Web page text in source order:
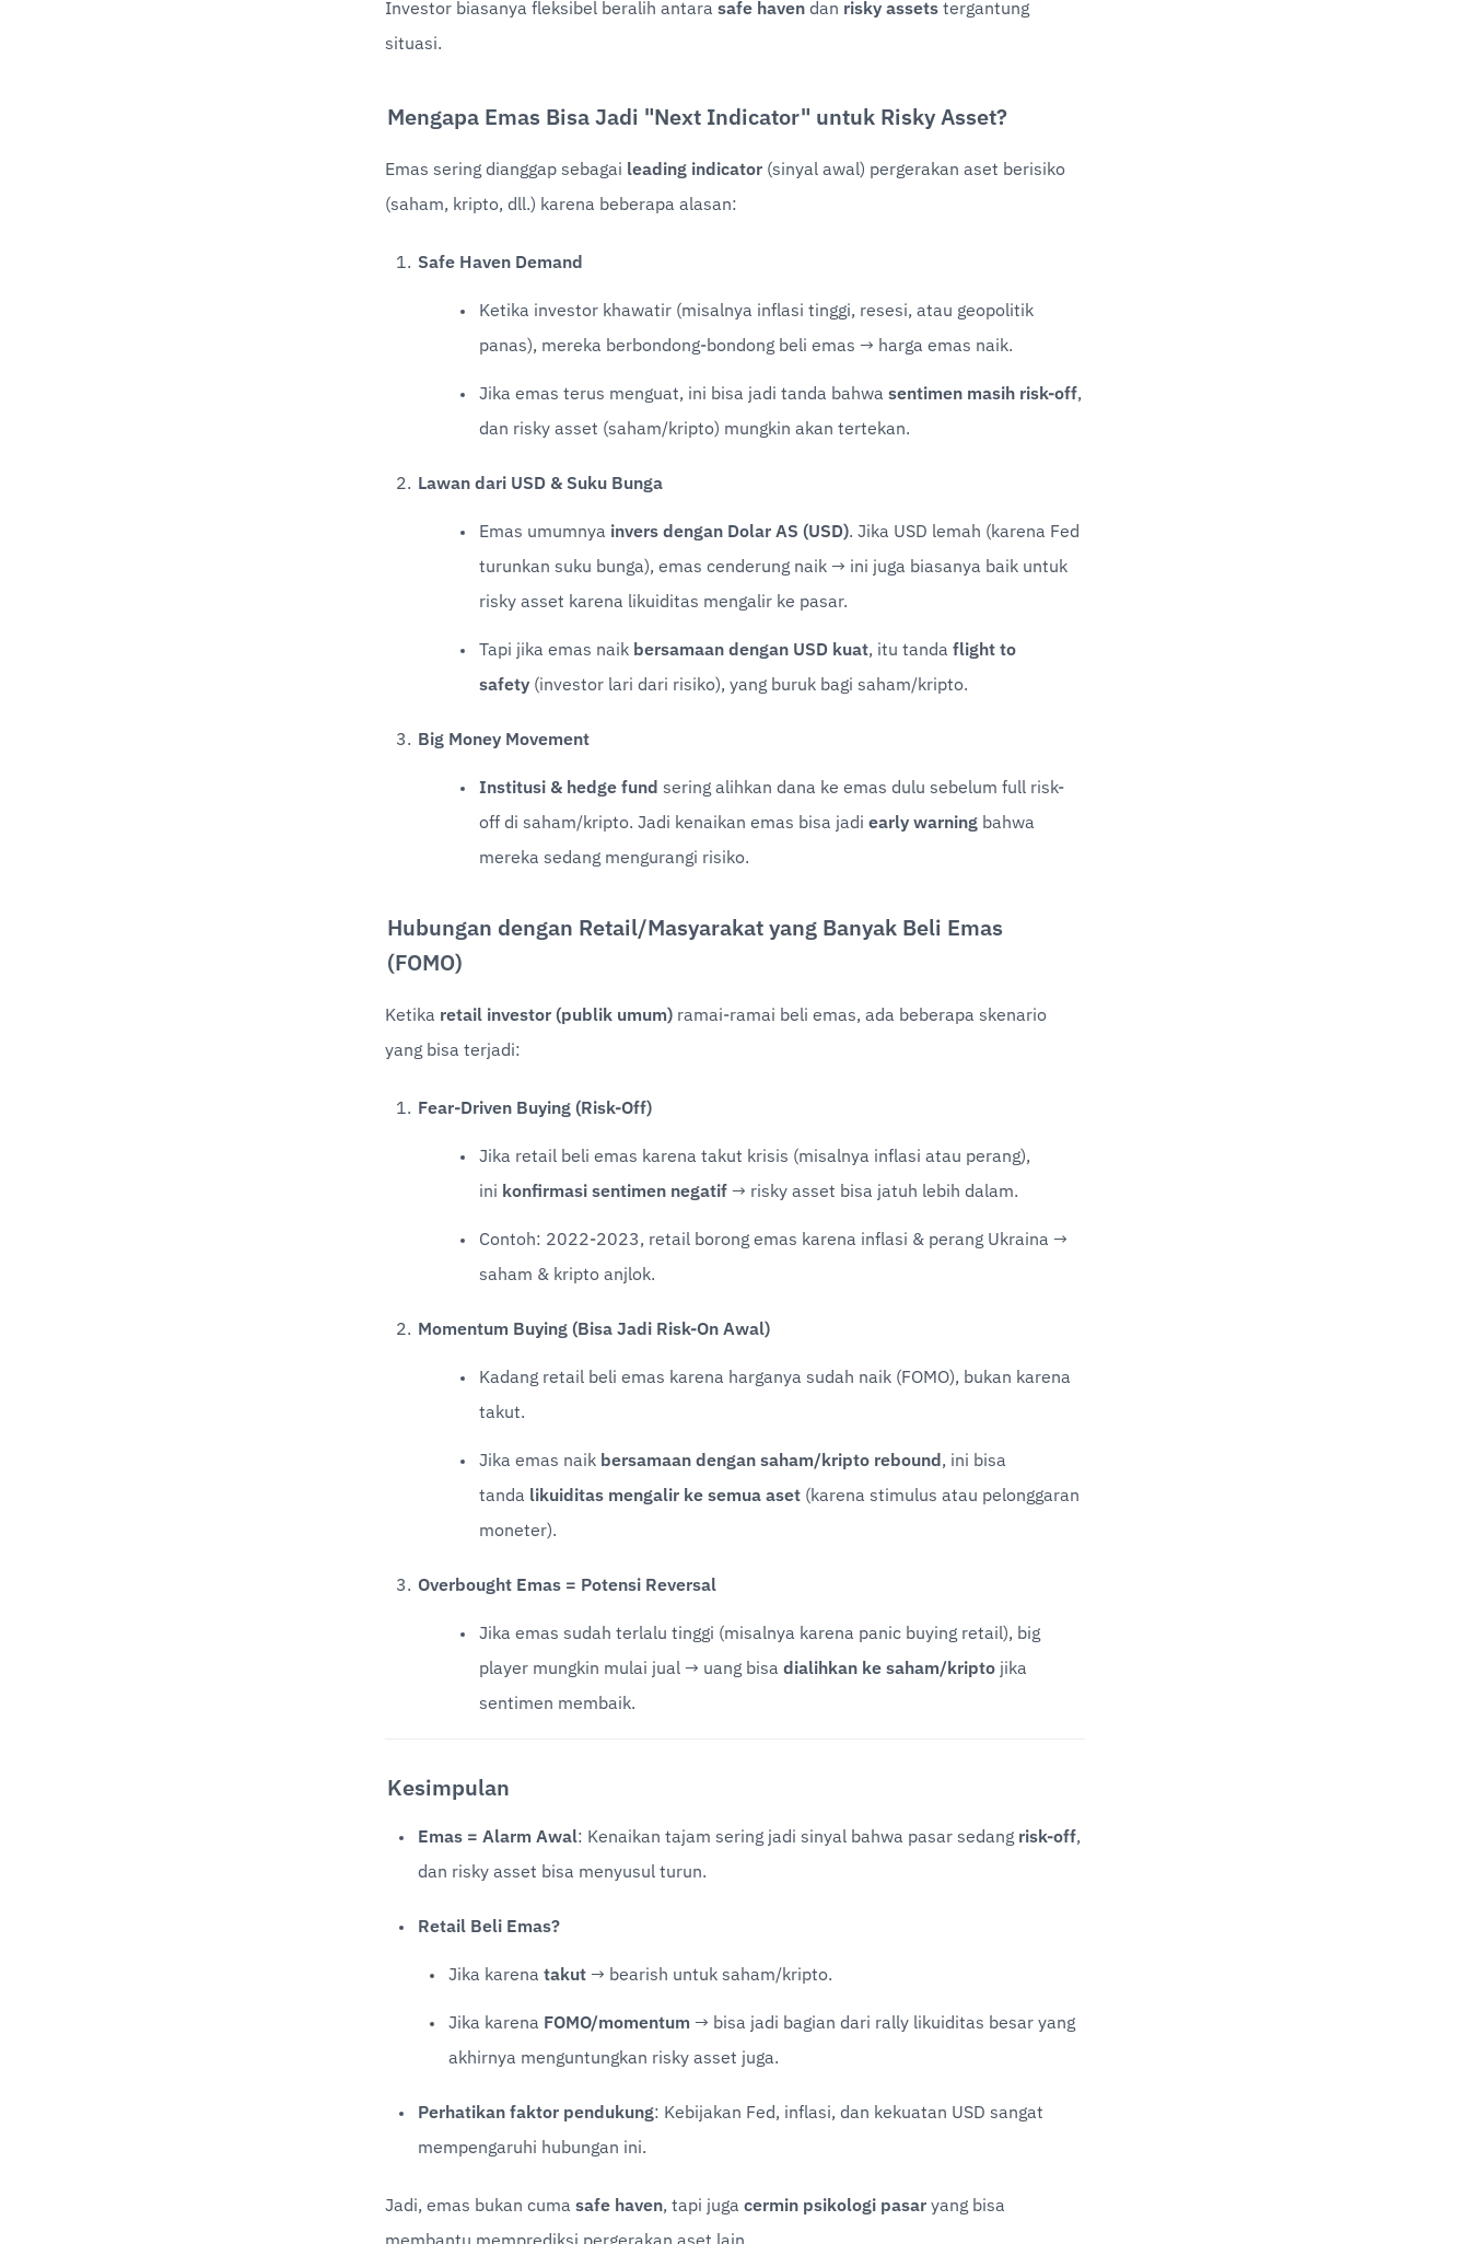
Investor biasanya fleksibel beralih antara safe haven dan risky assets tergantung
situasi.
Mengapa Emas Bisa Jadi "Next Indicator" untuk Risky Asset?
Emas sering dianggap sebagai leading indicator (sinyal awal) pergerakan aset berisiko
(saham, kripto, dll.) karena beberapa alasan:
Safe Haven Demand
Ketika investor khawatir (misalnya inflasi tinggi, resesi, atau geopolitik
panas), mereka berbondong-bondong beli emas → harga emas naik.
Jika emas terus menguat, ini bisa jadi tanda bahwa sentimen masih risk-off,
dan risky asset (saham/kripto) mungkin akan tertekan.
Lawan dari USD & Suku Bunga
Emas umumnya invers dengan Dolar AS (USD). Jika USD lemah (karena Fed
turunkan suku bunga), emas cenderung naik → ini juga biasanya baik untuk
risky asset karena likuiditas mengalir ke pasar.
Tapi jika emas naik bersamaan dengan USD kuat, itu tanda flight to
safety (investor lari dari risiko), yang buruk bagi saham/kripto.
Big Money Movement
Institusi & hedge fund sering alihkan dana ke emas dulu sebelum full risk-
off di saham/kripto. Jadi kenaikan emas bisa jadi early warning bahwa
mereka sedang mengurangi risiko.
Hubungan dengan Retail/Masyarakat yang Banyak Beli Emas
(FOMO)
Ketika retail investor (publik umum) ramai-ramai beli emas, ada beberapa skenario
yang bisa terjadi:
Fear-Driven Buying (Risk-Off)
Jika retail beli emas karena takut krisis (misalnya inflasi atau perang),
ini konfirmasi sentimen negatif → risky asset bisa jatuh lebih dalam.
Contoh: 2022-2023, retail borong emas karena inflasi & perang Ukraina →
saham & kripto anjlok.
Momentum Buying (Bisa Jadi Risk-On Awal)
Kadang retail beli emas karena harganya sudah naik (FOMO), bukan karena
takut.
Jika emas naik bersamaan dengan saham/kripto rebound , ini bisa
tanda likuiditas mengalir ke semua aset (karena stimulus atau pelonggaran
moneter).
Overbought Emas = Potensi Reversal
Jika emas sudah terlalu tinggi (misalnya karena panic buying retail), big
player mungkin mulai jual → uang bisa dialihkan ke saham/kripto jika
sentimen membaik.
Kesimpulan
Emas = Alarm Awal: Kenaikan tajam sering jadi sinyal bahwa pasar sedang risk-off,
dan risky asset bisa menyusul turun.
Retail Beli Emas?
Jika karena takut → bearish untuk saham/kripto.
Jika karena FOMO/momentum → bisa jadi bagian dari rally likuiditas besar yang
akhirnya menguntungkan risky asset juga.
Perhatikan faktor pendukung: Kebijakan Fed, inflasi, dan kekuatan USD sangat
mempengaruhi hubungan ini.
Jadi, emas bukan cuma safe haven, tapi juga cermin psikologi pasar yang bisa